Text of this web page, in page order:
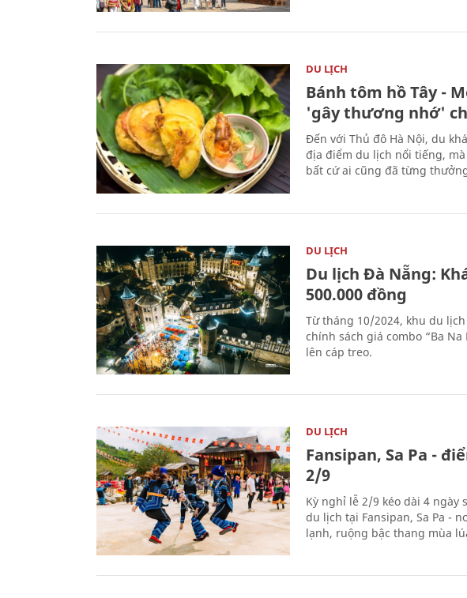
DU LỊCH
Bánh tôm hồ Tây -
'gây thương nhớ'
Đến với Thủ đô Hà Nội, du
địa điểm du lịch nổi tiếng,
bất cứ ai cũng đã từng
DU LỊCH
Du lịch Đà Nẵng:
500.000 đồng
Từ tháng 10/2024, khu du
chính sách giá combo “Ba
lên cáp treo.
DU LỊCH
Fansipan, Sa Pa -
2/9
Kỳ nghỉ lễ 2/9 kéo dài 4
du lịch tại Fansipan, Sa Pa -
lạnh, ruộng bậc thang mùa